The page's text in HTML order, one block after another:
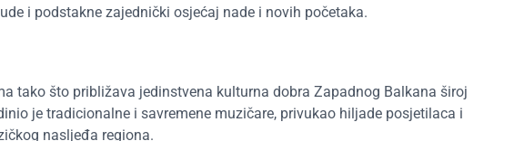
i podstakne zajednički osjećaj nade i novih početaka.
tako što približava jedinstvena kulturna dobra Zapadnog Balkana široj
je tradicionalne i savremene muzičare, privukao hiljade posjetilaca i
nasljeđa regiona.